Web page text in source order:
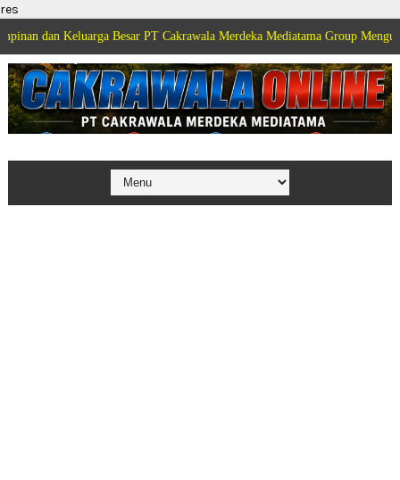
res
Besar PT Cakrawala Merdeka Mediatama Group Mengucapkan